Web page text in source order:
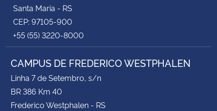
Santa Maria - RS
CEP: 97105-900
+55 (55) 3220-8000
CAMPUS DE FREDERICO WESTPHALEN
Linha 7 de Setembro, s/n
BR 386 Km 40
Frederico Westphalen - RS